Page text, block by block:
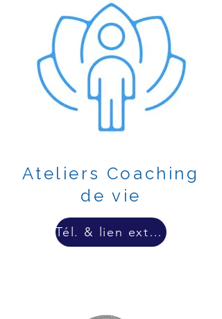
Ateliers Coaching
de vie
Tél. & lien externe